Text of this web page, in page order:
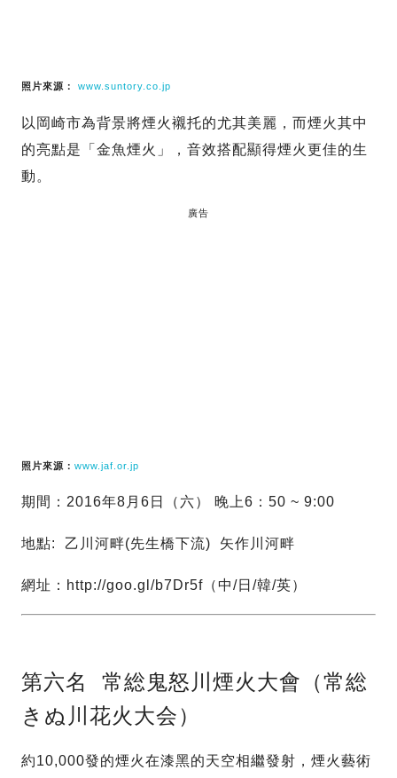
照片來源： www.suntory.co.jp
以岡崎市為背景將煙火襯托的尤其美麗，而煙火其中
的亮點是「金魚煙火」，音效搭配顯得煙火更佳的生
動。
廣告
照片來源： www.jaf.or.jp
期間：2016年8月6日（六） 晚上6：50 ~ 9:00
地點: 乙川河畔(先生橋下流) 矢作川河畔
網址：http://goo.gl/b7Dr5f（中/日/韓/英）
第六名 常総鬼怒川煙火大會（常総
きぬ川花火大会）
約10,000發的煙火在漆黑的天空相繼發射，煙火藝術